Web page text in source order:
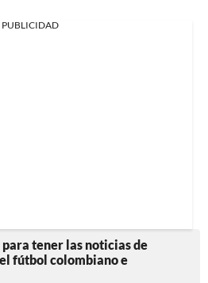
PUBLICIDAD
tener las noticias de
fútbol colombiano e